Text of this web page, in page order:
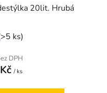
20lit. Hrubá
ks)
DPH
/ ks